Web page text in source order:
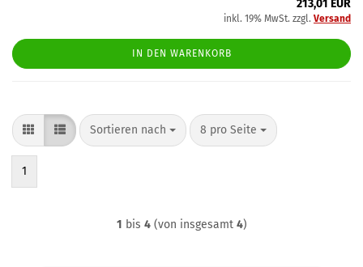
213,01 EUR
inkl. 19% MwSt. zzgl. Versand
IN DEN WARENKORB
Sortieren nach
Sortieren nach 8 pro Seite
pro Seite
1
1 bis 4(von insgesamt 4)